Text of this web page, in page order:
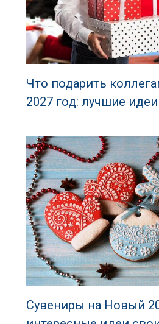
Что подарить
2027 год: лучшие идеи
Сувениры на Новый